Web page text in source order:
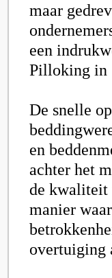
maar
een
Pilloking in
De snelle
en
achter het
de kwaliteit
manier
overtuiging